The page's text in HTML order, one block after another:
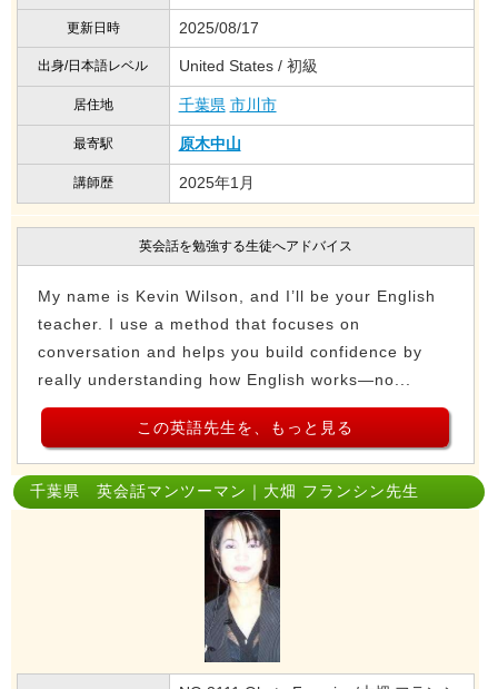
更新日時 2025/08/17
出身/日本語レベル United States / 初級
居住地 千葉県 市川市
最寄駅 原木中山
講師歴 2025年1月
英会話を勉強する生徒へアドバイス
My name is Kevin Wilson, and I’ll be your English
teacher. I use a method that focuses on
conversation and helps you build confidence by
really understanding how English works—no...
この英語先生を、もっと見る
千葉県 英会話マンツーマン｜大畑 フランシン先生